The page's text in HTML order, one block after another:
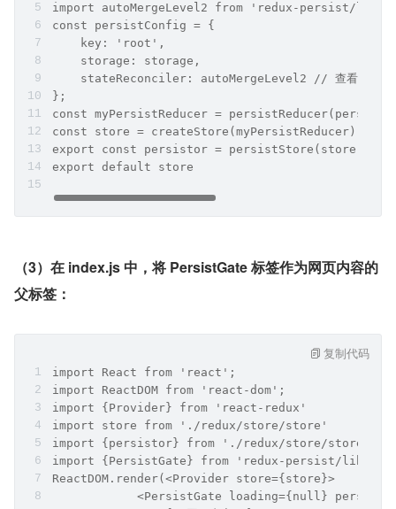
import autoMergeLevel2 from 'redux-persist/lib/
const persistConfig = {
    key: 'root',
    storage: storage,
stateReconciler: autoMergeLevel2 // 查看
};
const myPersistReducer =
const store = createStore(myPersistReducer)
export const persistor = persistStore(store)
export default store
（3）在 index.js 中，将 PersistGate 标签作为网页内容的
父标签：
import React from 'react';
import ReactDOM from 'react-dom';
import {Provider} from 'react-redux'
import store from './redux/store/store'
import {persistor} from './redux/store/store'
import {PersistGate} from 'redux-persist/lib/
ReactDOM.render(<Provider store={store}>
<PersistGate loading={null}
复制代码